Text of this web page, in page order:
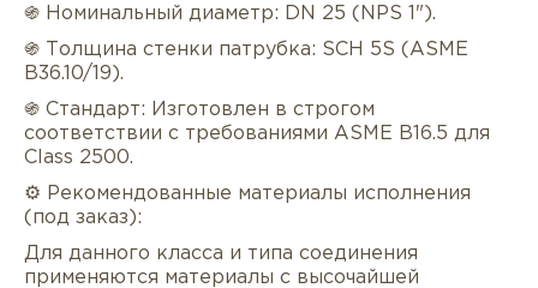
֍ Номинальный диаметр: DN 25 (NPS 1").
֍ Толщина стенки патрубка: SCH 5S (ASME
B36.10/19).
֍ Стандарт: Изготовлен в строгом
соответствии с требованиями ASME B16.5 для
Class 2500.
⚙️ Рекомендованные материалы исполнения
(под заказ):
Для данного класса и типа соединения
применяются материалы с высочайшей